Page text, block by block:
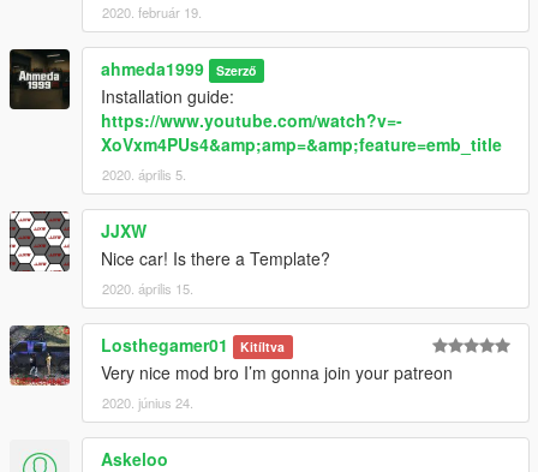
2020. február 19.
ahmeda1999 Szerző
Installation guide:
https://www.youtube.com/watch?v=-
XoVxm4PUs4&amp;amp=&amp;feature=emb_title
2020. április 5.
JJXW
Nice car! Is there a Template?
2020. április 15.
Losthegamer01 Kitíltva
Very nice mod bro I’m gonna join your patreon
2020. június 24.
Askeloo